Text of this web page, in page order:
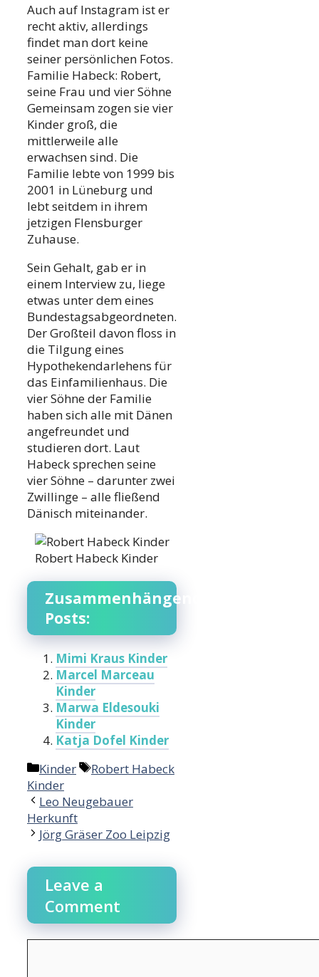
Auch auf Instagram ist er
recht aktiv, allerdings
findet man dort keine
seiner persönlichen Fotos.
Familie Habeck: Robert,
seine Frau und vier Söhne
Gemeinsam zogen sie vier
Kinder groß, die
mittlerweile alle
erwachsen sind. Die
Familie lebte von 1999 bis
2001 in Lüneburg und
lebt seitdem in ihrem
jetzigen Flensburger
Zuhause.
Sein Gehalt, gab er in
einem Interview zu, liege
etwas unter dem eines
Bundestagsabgeordneten.
Der Großteil davon floss in
die Tilgung eines
Hypothekendarlehens für
das Einfamilienhaus. Die
vier Söhne der Familie
haben sich alle mit Dänen
angefreundet und
studieren dort. Laut
Habeck sprechen seine
vier Söhne – darunter zwei
Zwillinge – alle fließend
Dänisch miteinander.
Robert Habeck Kinder
Zusammenhängende
Posts:
Mimi Kraus Kinder
Marcel Marceau
Kinder
Marwa Eldesouki
Kinder
Katja Dofel Kinder
Categories
Kinder Tags
Robert Habeck
Kinder
Leo Neugebauer
Herkunft
Jörg Gräser Zoo Leipzig
Leave a
Comment